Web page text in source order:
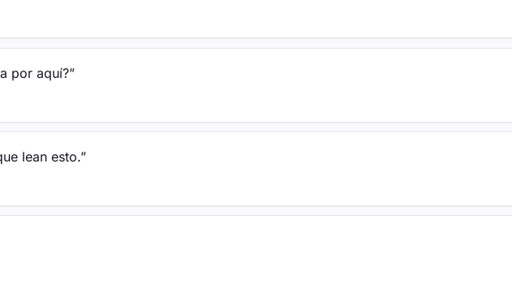
por aquí?”
lean esto.”